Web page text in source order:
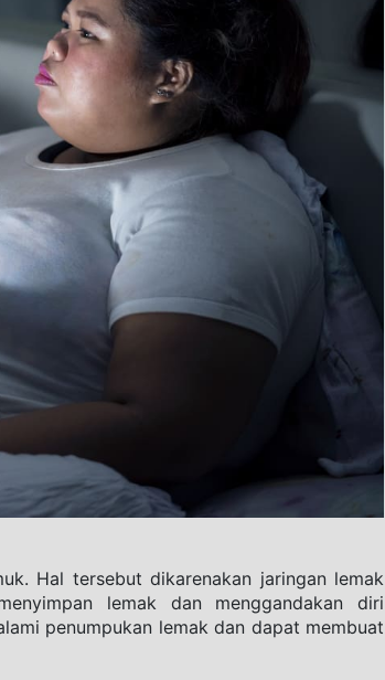
Hal tersebut dikarenakan jaringan lemak
lemak dan menggandakan diri
penumpukan lemak dan dapat membuat